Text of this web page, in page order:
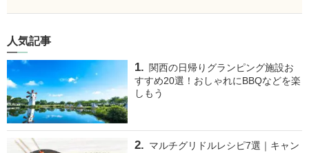
人気記事
関西の日帰りグランピング施設お
すすめ20選！おしゃれにBBQなどを楽
しもう
マルチグリドルレシピ7選｜キャン